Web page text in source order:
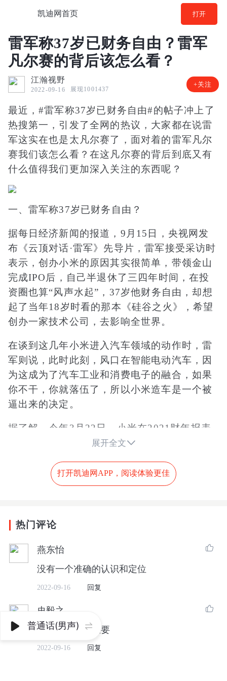
凯迪网首页 打开
雷军称37岁已财务自由？雷军
凡尔赛的背后该怎么看？
江瀚视野
2022-09-16 展现1001437
+关注
最近，#雷军称37岁已财务自由#的帖子冲上了
热搜第一，引发了全网的热议，大家都在说雷
军这实在也是太凡尔赛了，面对着的雷军凡尔
赛我们该怎么看？在这凡尔赛的背后到底又有
什么值得我们更加深入关注的东西呢？
一、雷军称37岁已财务自由？
据每日经济新闻的报道，9月15日，央视网发
布《云顶对话·雷军》先导片，雷军接受采访时
表示，创办小米的原因其实很简单，带领金山
完成IPO后，自己半退休了三四年时间，在投
资圈也算“风声水起”，37岁他财务自由，却想
起了当年18岁时看的那本《硅谷之火》，希望
创办一家技术公司，去影响全世界。
在谈到这几年小米进入汽车领域的动作时，雷
军则说，此时此刻，风口在智能电动汽车，因
为这成为了汽车工业和消费电子的融合，如果
你不干，你就落伍了，所以小米造车是一个被
逼出来的决定。
据了解，今年3月22日，小米在2021财年报表
中披露，小米造车研发团队规模已超过1000
8月，雷军在小米年度演讲中，首次对外公开了
Day直播中，雷军曾提到他在微博上发起一次
题为“你希望小米汽车第一辆车大约是什么价
有近7成的人希望小米首款车价格不要超过15
万元，仅有不到1成的人希望价格在30万元以
上。
展开全文
打开凯迪网APP，阅读体验更佳
热门评论
燕东怡 
没有一个准确的认识和定位 ​
2022-09-16 回复
史毅之 
独立判断力很重要
2022-09-16 回复
 普通话(男声) 